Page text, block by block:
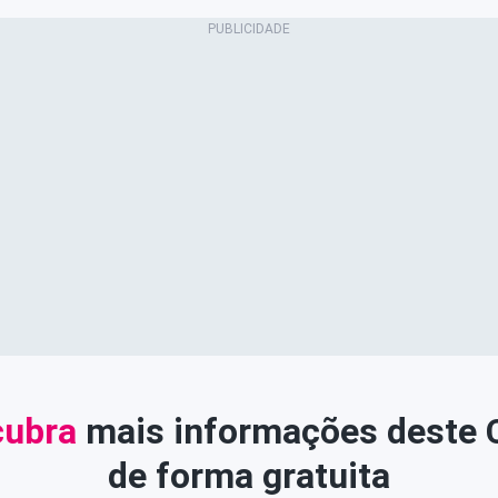
mais informações deste
de forma gratuita